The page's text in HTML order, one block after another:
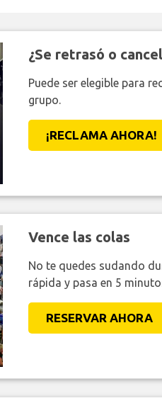
¿Se retrasó o
Puede ser elegible para
grupo.
¡RECLAMA AHORA!
Vence las colas
No te quedes sudando
rápida y pasa en 5
RESERVAR AHORA